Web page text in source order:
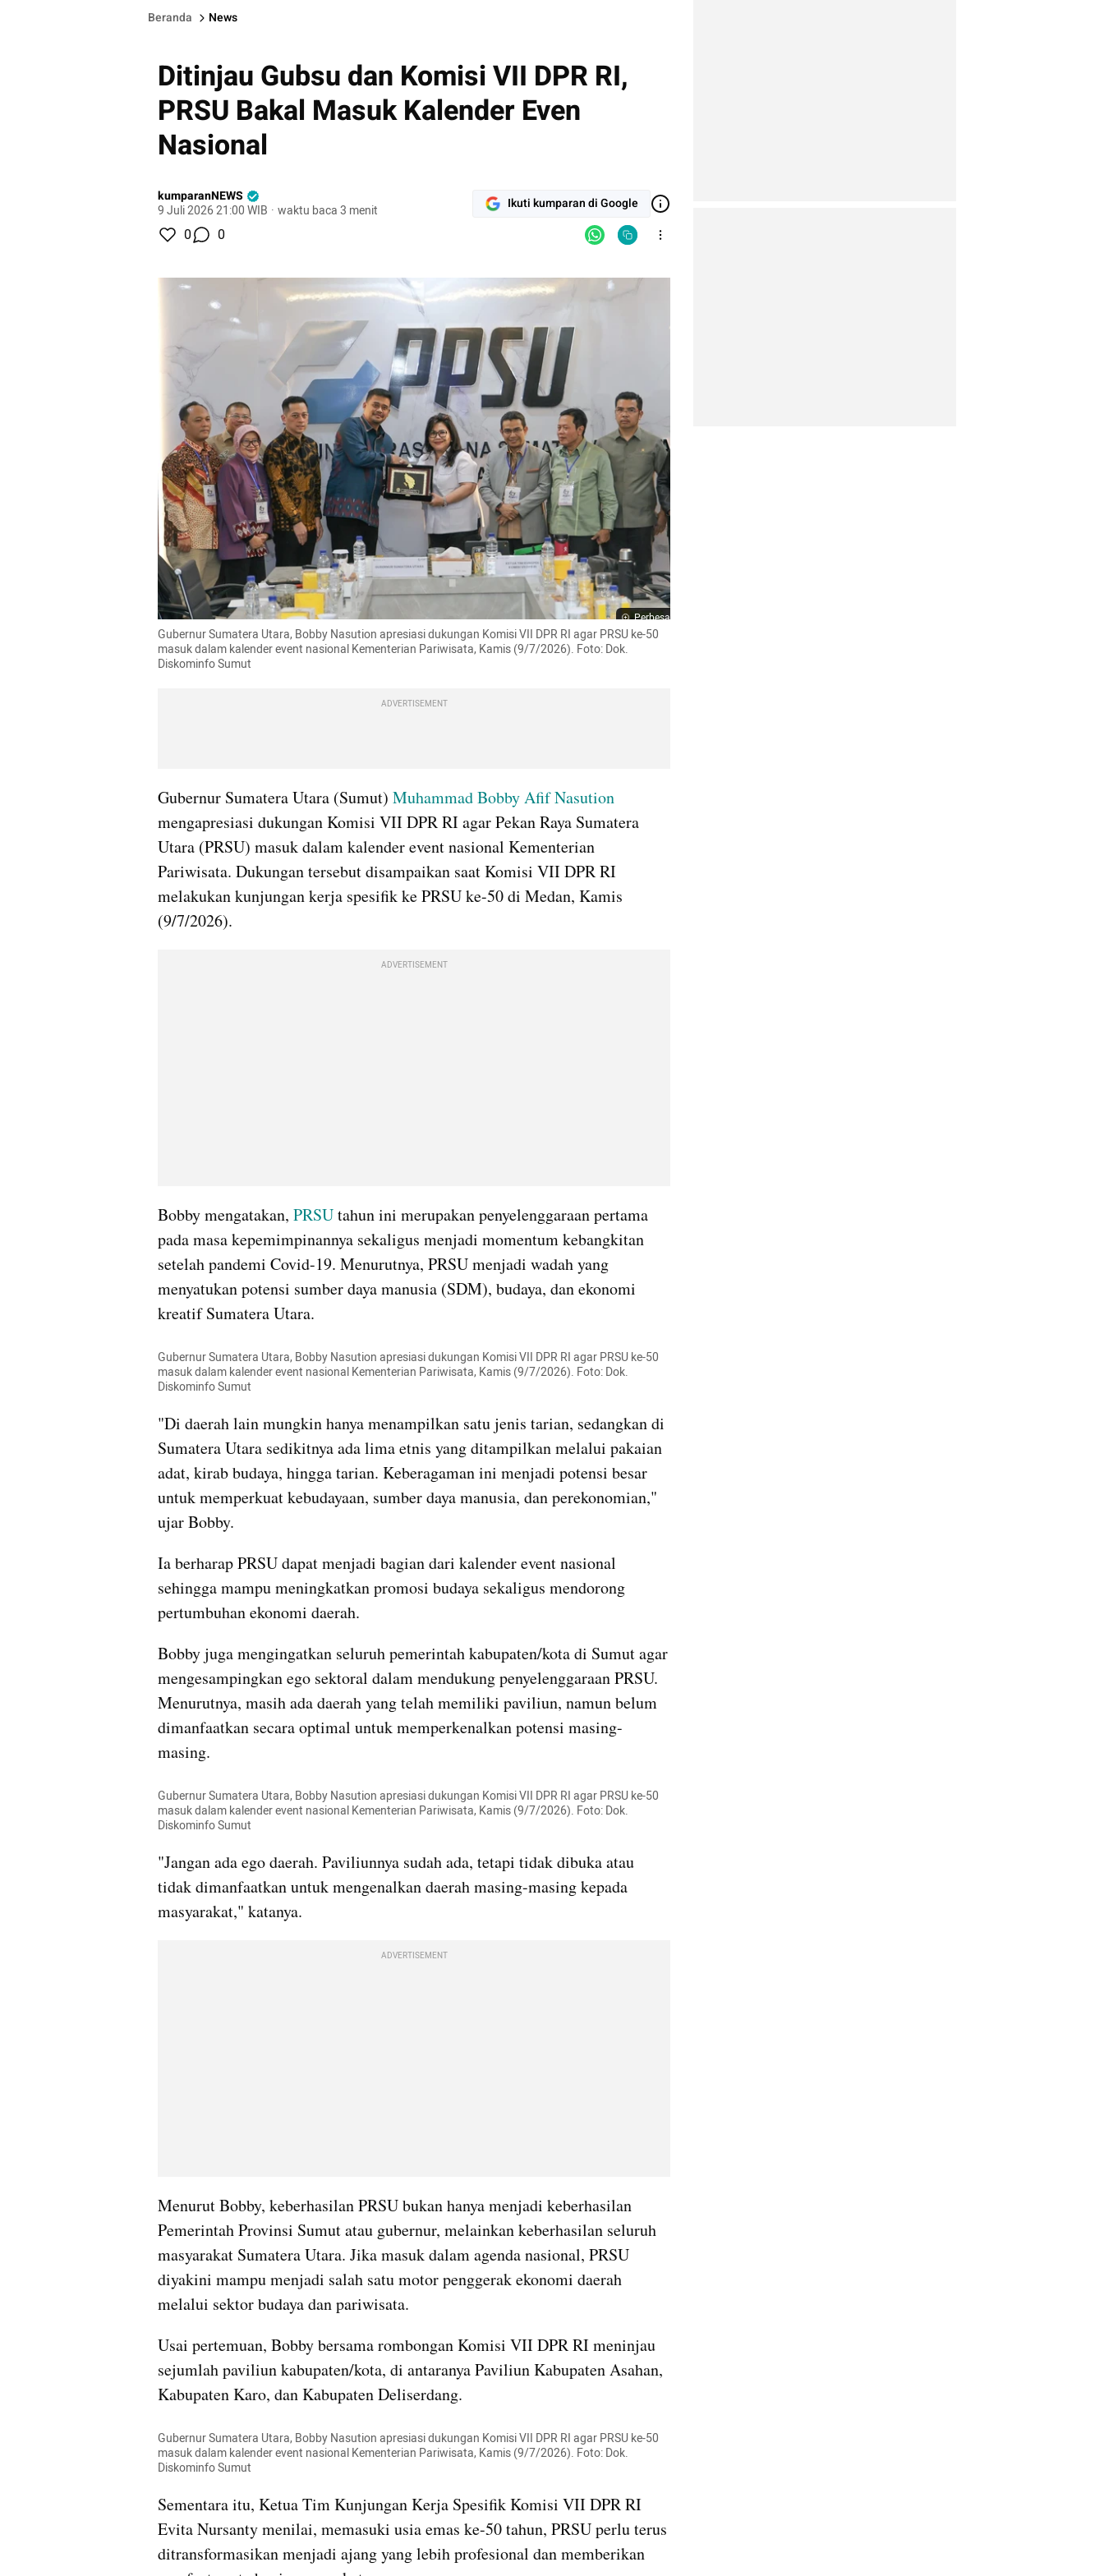
Beranda News
Ditinjau Gubsu dan Komisi VII DPR RI,
PRSU Bakal Masuk Kalender Even
Nasional
kumparanNEWS
9 Juli 2026 21:00 WIB · waktu baca 3 menit Ikuti kumparan di Google
0 0
Perbesar
Gubernur Sumatera Utara, Bobby Nasution apresiasi dukungan Komisi VII DPR RI agar PRSU ke-50
masuk dalam kalender event nasional Kementerian Pariwisata, Kamis (9/7/2026). Foto: Dok.
Diskominfo Sumut
ADVERTISEMENT
Gubernur Sumatera Utara (Sumut) Muhammad Bobby Afif Nasution
mengapresiasi dukungan Komisi VII DPR RI agar Pekan Raya Sumatera
Utara (PRSU) masuk dalam kalender event nasional Kementerian
Pariwisata. Dukungan tersebut disampaikan saat Komisi VII DPR RI
melakukan kunjungan kerja spesifik ke PRSU ke-50 di Medan, Kamis
(9/7/2026).
ADVERTISEMENT
Bobby mengatakan, PRSU tahun ini merupakan penyelenggaraan pertama
pada masa kepemimpinannya sekaligus menjadi momentum kebangkitan
setelah pandemi Covid-19. Menurutnya, PRSU menjadi wadah yang
menyatukan potensi sumber daya manusia (SDM), budaya, dan ekonomi
kreatif Sumatera Utara.
Gubernur Sumatera Utara, Bobby Nasution apresiasi dukungan Komisi VII DPR RI agar PRSU ke-50
masuk dalam kalender event nasional Kementerian Pariwisata, Kamis (9/7/2026). Foto: Dok.
Diskominfo Sumut
"Di daerah lain mungkin hanya menampilkan satu jenis tarian, sedangkan di
Sumatera Utara sedikitnya ada lima etnis yang ditampilkan melalui pakaian
adat, kirab budaya, hingga tarian. Keberagaman ini menjadi potensi besar
untuk memperkuat kebudayaan, sumber daya manusia, dan perekonomian,"
ujar Bobby.
Ia berharap PRSU dapat menjadi bagian dari kalender event nasional
sehingga mampu meningkatkan promosi budaya sekaligus mendorong
pertumbuhan ekonomi daerah.
Bobby juga mengingatkan seluruh pemerintah kabupaten/kota di Sumut agar
mengesampingkan ego sektoral dalam mendukung penyelenggaraan PRSU.
Menurutnya, masih ada daerah yang telah memiliki paviliun, namun belum
dimanfaatkan secara optimal untuk memperkenalkan potensi masing-
masing.
Gubernur Sumatera Utara, Bobby Nasution apresiasi dukungan Komisi VII DPR RI agar PRSU ke-50
masuk dalam kalender event nasional Kementerian Pariwisata, Kamis (9/7/2026). Foto: Dok.
Diskominfo Sumut
"Jangan ada ego daerah. Paviliunnya sudah ada, tetapi tidak dibuka atau
tidak dimanfaatkan untuk mengenalkan daerah masing-masing kepada
masyarakat," katanya.
ADVERTISEMENT
Menurut Bobby, keberhasilan PRSU bukan hanya menjadi keberhasilan
Pemerintah Provinsi Sumut atau gubernur, melainkan keberhasilan seluruh
masyarakat Sumatera Utara. Jika masuk dalam agenda nasional, PRSU
diyakini mampu menjadi salah satu motor penggerak ekonomi daerah
melalui sektor budaya dan pariwisata.
Usai pertemuan, Bobby bersama rombongan Komisi VII DPR RI meninjau
sejumlah paviliun kabupaten/kota, di antaranya Paviliun Kabupaten Asahan,
Kabupaten Karo, dan Kabupaten Deliserdang.
Gubernur Sumatera Utara, Bobby Nasution apresiasi dukungan Komisi VII DPR RI agar PRSU ke-50
masuk dalam kalender event nasional Kementerian Pariwisata, Kamis (9/7/2026). Foto: Dok.
Diskominfo Sumut
Sementara itu, Ketua Tim Kunjungan Kerja Spesifik Komisi VII DPR RI
Evita Nursanty menilai, memasuki usia emas ke-50 tahun, PRSU perlu terus
ditransformasikan menjadi ajang yang lebih profesional dan memberikan